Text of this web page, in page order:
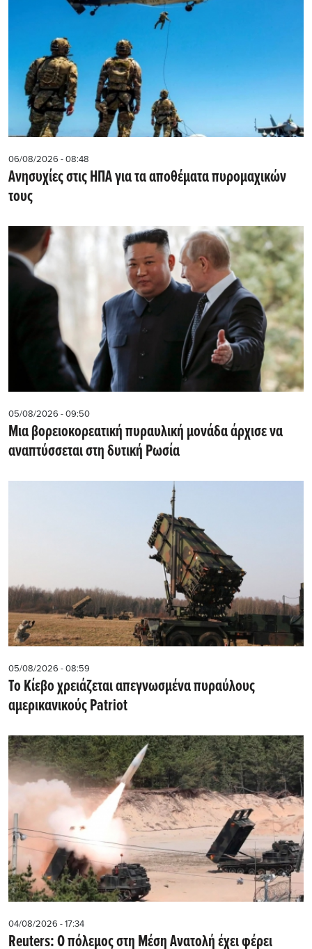
06/08/2026 - 08:48
Ανησυχίες στις ΗΠΑ για τα αποθέματα πυρομαχικών
τους
05/08/2026 - 09:50
Μια βορειοκορεατική πυραυλική μονάδα άρχισε να
αναπτύσσεται στη δυτική Ρωσία
05/08/2026 - 08:59
Το Κίεβο χρειάζεται απεγνωσμένα πυραύλους
αμερικανικούς Patriot
04/08/2026 - 17:34
Reuters: Ο πόλεμος στη Μέση Ανατολή έχει φέρει